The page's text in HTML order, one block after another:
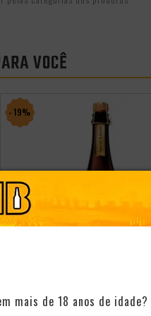
VOCÊ
- 19%
mais de 18 anos de idade?